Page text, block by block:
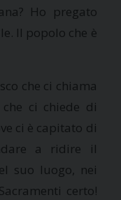
Ho pregato
Il popolo che è
che ci chiama
ci chiede di
ci è capitato di
a ridire il
suo luogo, nei
certo!